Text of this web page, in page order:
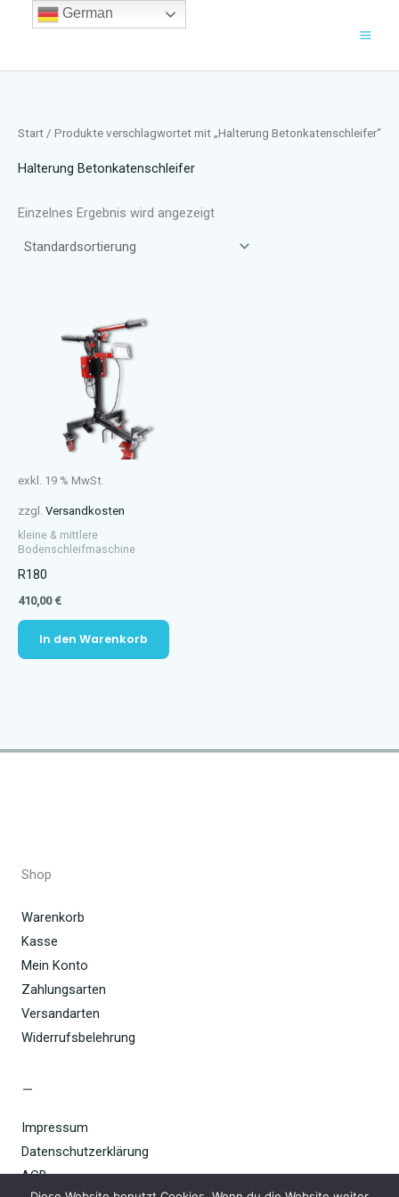
Start / Produkte verschlagwortet mit „Halterung Betonkatenschleifer“
Halterung Betonkatenschleifer
Einzelnes Ergebnis wird angezeigt
exkl. 19 % MwSt.
zzgl. Versandkosten
kleine & mittlere
Bodenschleifmaschine
R180
410,00€
In den Warenkorb
Shop
Warenkorb
Kasse
Mein Konto
Zahlungsarten
Versandarten
Widerrufsbelehrung
–
Impressum
Datenschutzerklärung
AGB
German